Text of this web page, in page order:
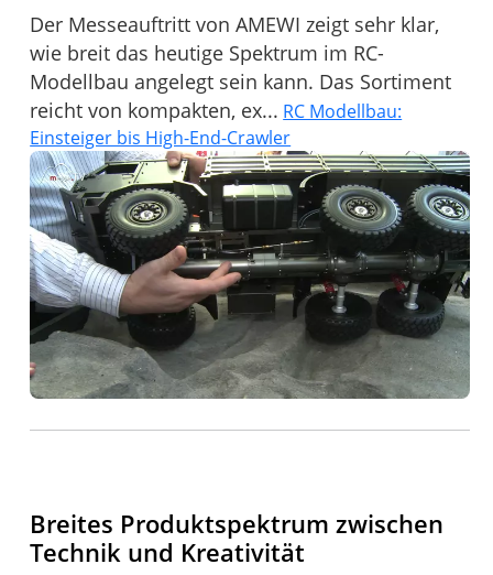
Der Messeauftritt von AMEWI zeigt sehr klar,
wie breit das heutige Spektrum im RC-
Modellbau angelegt sein kann. Das Sortiment
reicht von kompakten, ex... RC Modellbau:
Einsteiger bis High-End-Crawler
Breites Produktspektrum zwischen
Technik und Kreativität